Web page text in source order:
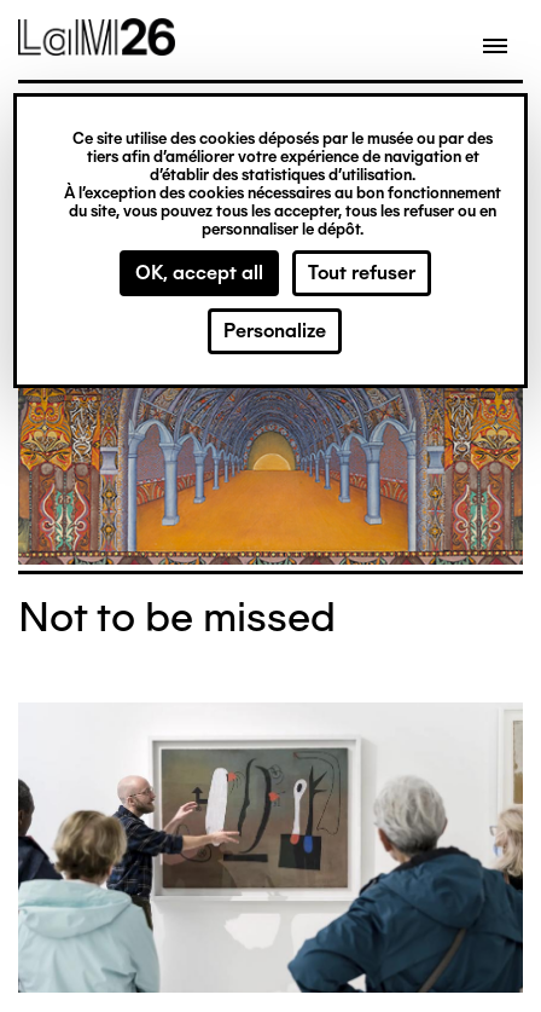
Gestion des cookies
Ce site utilise des cookies déposés par le musée ou par des
tiers afin d’améliorer votre expérience de navigation et
d’établir des statistiques d’utilisation.
À l’exception des cookies nécessaires au bon fonctionnement
du site, vous pouvez tous les accepter, tous les refuser ou en
personnaliser le dépôt.
OK, accept all Tout refuser
Personalize
Skip
main
content
exhibition
From 20 February 2026
to 31 December 2027
Obsession
Ticket office
Not to be missed